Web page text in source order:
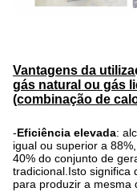
Vantagens da
gás natural ou gás
(combinação de
-Eficiência elevada:
igual ou superior a
40% do conjunto de
tradicional.Isto significa
para produzir a mesma